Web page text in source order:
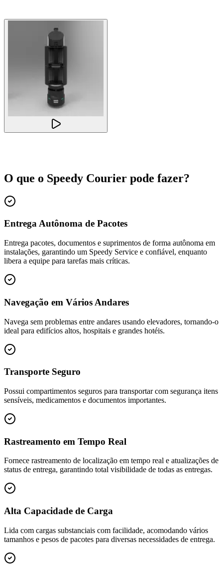
O que o Speedy Courier pode fazer?
Entrega Autônoma de Pacotes
Entrega pacotes, documentos e suprimentos de forma autônoma em
instalações, garantindo um Speedy Service e confiável, enquanto
libera a equipe para tarefas mais críticas.
Navegação em Vários Andares
Navega sem problemas entre andares usando elevadores, tornando-o
ideal para edifícios altos, hospitais e grandes hotéis.
Transporte Seguro
Possui compartimentos seguros para transportar com segurança itens
sensíveis, medicamentos e documentos importantes.
Rastreamento em Tempo Real
Fornece rastreamento de localização em tempo real e atualizações de
status de entrega, garantindo total visibilidade de todas as entregas.
Alta Capacidade de Carga
Lida com cargas substanciais com facilidade, acomodando vários
tamanhos e pesos de pacotes para diversas necessidades de entrega.